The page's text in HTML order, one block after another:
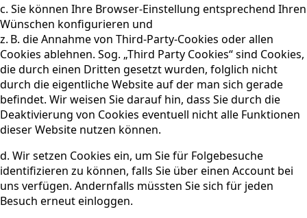
c. Sie können Ihre Browser-Einstellung entsprechend Ihren
Wünschen konfigurieren und
z. B. die Annahme von Third-Party-Cookies oder allen
Cookies ablehnen. Sog. „Third Party Cookies“ sind Cookies,
die durch einen Dritten gesetzt wurden, folglich nicht
durch die eigentliche Website auf der man sich gerade
befindet. Wir weisen Sie darauf hin, dass Sie durch die
Deaktivierung von Cookies eventuell nicht alle Funktionen
dieser Website nutzen können.
d. Wir setzen Cookies ein, um Sie für Folgebesuche
identifizieren zu können, falls Sie über einen Account bei
uns verfügen. Andernfalls müssten Sie sich für jeden
Besuch erneut einloggen.